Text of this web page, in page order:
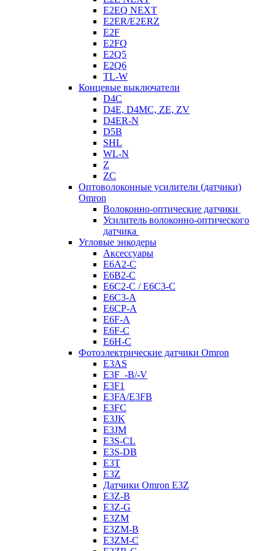
E2EQ NEXT
E2ER/E2ERZ
E2F
E2FQ
E2Q5
E2Q6
TL-W
Концевые выключатели
D4C
D4E, D4MC, ZE, ZV
D4ER-N
D5B
SHL
WL-N
Z
ZC
Оптоволоконные усилители (датчики)
Omron
Волоконно-оптические датчики
Усилитель волоконно-оптического
датчика
Угловые энкодеры
Аксессуары
E6A2-C
E6B2-C
E6C2-C / E6C3-C
E6C3-A
E6CP-A
E6F-A
E6F-C
E6H-C
Фотоэлектрические датчики Omron
E3AS
E3F_-B/-V
E3F1
E3FA/E3FB
E3FC
E3JK
E3JM
E3S-CL
E3S-DB
E3T
E3Z
Датчики Omron E3Z
E3Z-B
E3Z-G
E3ZM
E3ZM-B
E3ZM-C